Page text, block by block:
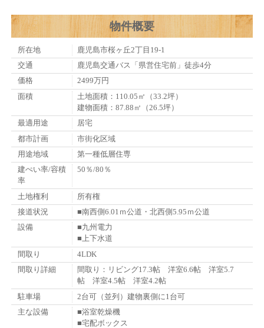
物件概要
所在地
鹿児島市桜ヶ丘2丁目19-1
交通
鹿児島交通バス「県営住宅前」徒歩4分
価格
2499万円
面積
土地面積：110.05㎡（33.2坪）
建物面積：87.88㎡（26.5坪）
最適用途
居宅
都市計画
市街化区域
用途地域
第一種低層住専
建ぺい率/容積
率
50％/80％
土地権利
所有権
接道状況
■南西側6.01ｍ公道・北西側5.95ｍ公道
設備
■九州電力
■上下水道
間取り
4LDK
間取り詳細
間取り：リビング17.3帖 洋室6.6帖 洋室5.7
帖 洋室4.5帖 洋室4.2帖
駐車場
2台可（並列）建物裏側に1台可
主な設備
■浴室乾燥機
■宅配ボックス